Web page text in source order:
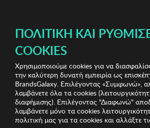
Marc Malone Sunglasses
Unisex
Unisex Γυαλιά Ηλίου Marc Malone
Marc Malone
ΠΟΛΙΤΙΚΉ ΚΑΙ
COOKIES
Χρησιμοποιούμε cookies για να
την καλύτερη δυνατή εμπειρία ως
BrandsGalaxy. Επιλέγοντας «Συμφωνώ»,
λαμβάνετε όλα τα cookies
διαφήμισης). Επιλέγοντας "Διαφωνώ"
λαμβάνετε μόνο τα cookies
πολιτική μας για τα cookies και αλλάξτε